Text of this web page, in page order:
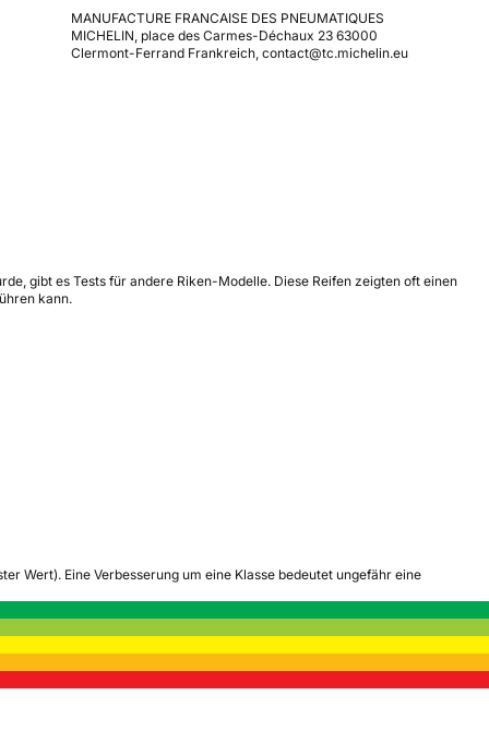
MANUFACTURE FRANCAISE DES PNEUMATIQUES
MICHELIN, place des Carmes-Déchaux 23 63000
Clermont-Ferrand Frankreich, contact@tc.michelin.eu
gibt es Tests für andere Riken-Modelle. Diese Reifen zeigten oft einen
kann.
Wert). Eine Verbesserung um eine Klasse bedeutet ungefähr eine